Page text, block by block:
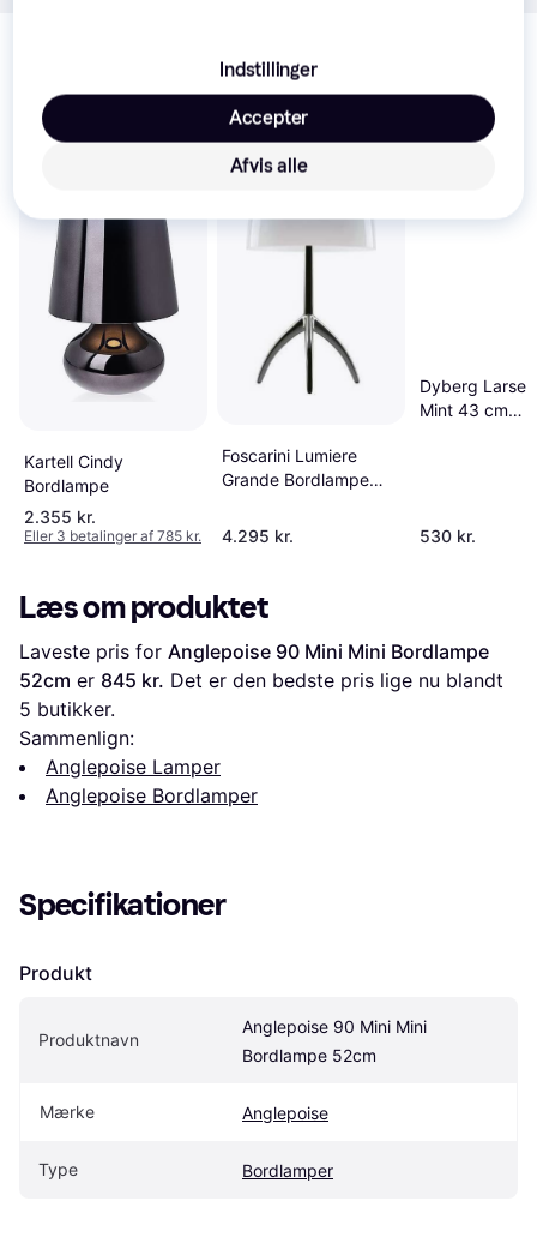
Se vores forslag til andre produkter, der matcher dine
interesser. Vis alle
Kartell Cindy
Bordlampe
2.355 kr.
Eller 3 betalinger af 785 kr.
Foscarini Lumiere
Grande Bordlampe
4.295 kr.
Dyberg
Mint 43 cm
530 kr.
Læs om produktet
Laveste pris for Anglepoise 90 Mini Mini Bordlampe
52cm er 845 kr.
5 butikker.
Sammenlign:
Anglepoise Lamper
Anglepoise Bordlamper
Specifikationer
Produkt
Produktnavn
Anglepoise 90 Mini Mini
Bordlampe 52cm
Mærke Anglepoise
Type Bordlamper
Indstillinger
Afvis alle
Accepter